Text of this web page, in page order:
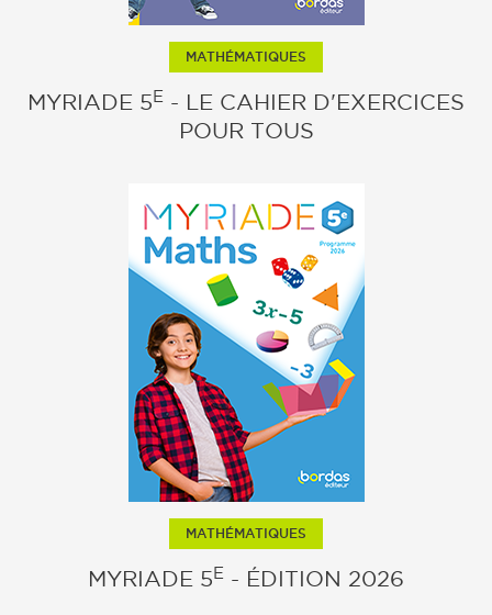
MATHÉMATIQUES
MYRIADE 5E - LE CAHIER D'EXERCICES
POUR TOUS
MATHÉMATIQUES
MYRIADE 5E - ÉDITION 2026